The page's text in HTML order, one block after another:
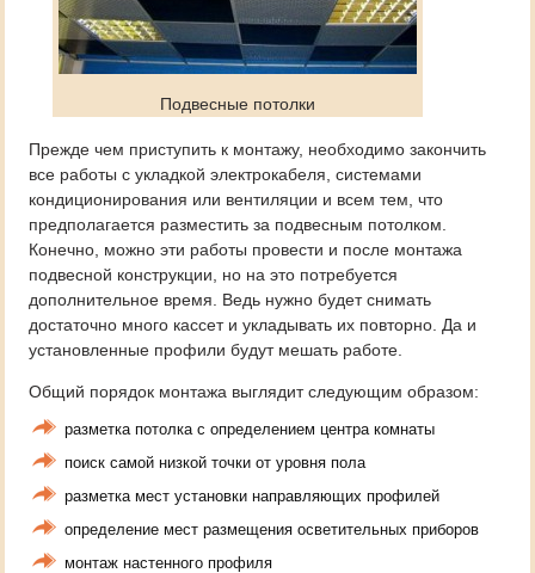
Подвесные потолки
Прежде чем приступить к монтажу, необходимо закончить
все работы с укладкой электрокабеля, системами
кондиционирования или вентиляции и всем тем, что
предполагается разместить за подвесным потолком.
Конечно, можно эти работы провести и после монтажа
подвесной конструкции, но на это потребуется
дополнительное время. Ведь нужно будет снимать
достаточно много кассет и укладывать их повторно. Да и
установленные профили будут мешать работе.
Общий порядок монтажа выглядит следующим образом:
разметка потолка с определением центра комнаты
поиск самой низкой точки от уровня пола
разметка мест установки направляющих профилей
определение мест размещения осветительных приборов
монтаж настенного профиля